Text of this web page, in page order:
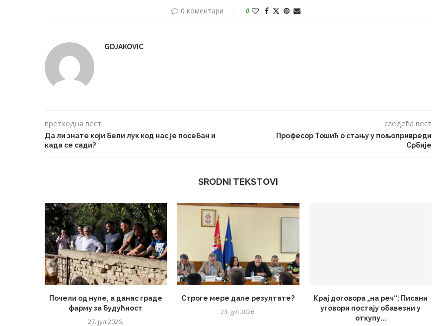
0 коментари 0
GDJAKOVIC
претходна вест
Да ли знате који бели лук код нас је посебан и
када се сади?
следећа вест
Професор Тошић о стању у пољопривреди
Србије
SRODNI TEKSTOVI
Почели од нуле, а данас граде
фарму за будућност
27. јул 2026.
Строге мере дале резултате?
23. јул 2026.
Крај договора „на реч“: Писани
уговори постају обавезни у
откупу...